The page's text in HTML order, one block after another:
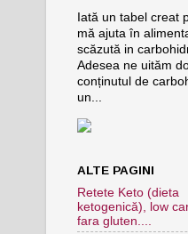
Iată un tabel creat
mă ajuta în
scăzută in
Adesea ne uităm
conținutul de
un...
ALTE PAGINI
Retete Keto (dieta
ketogenică), low
fara gluten....